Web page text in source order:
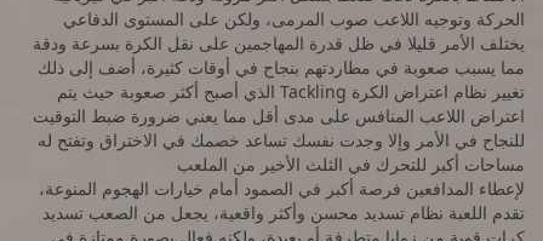
الحركة وتوجيه اللاعب صوب المرمى، ولكن على المستوى الدفاعي
يختلف الأمر قليلا في ظل قدرة المهاجمين على نقل الكرة بسرعة ودقة
مما يسبب صعوبة في مطاردتهم بنجاح في أوقات كثيرة، أضف إلى ذلك
تغيير نظام اعتراض الكرة Tackling الذي أصبح أكثر صعوبة حيث يتم
اعتراض اللاعب المنافس على مدى أقل مما يعني ضرورة ضبط التوقيت
للنجاح في الأمر وإلا وجدت نفسك تساعد خصمك في الاختراق وتفتح له
مساحات أكبر للتحرك في الثلث الأخير من الملعب
لإعطاء المدافعين فرصة أكبر في الصمود أمام خيارات الهجوم المنوعة،
تقدم اللعبة نظام تسديد محسن وأكثر واقعية، يجعل من الصعب تسديد